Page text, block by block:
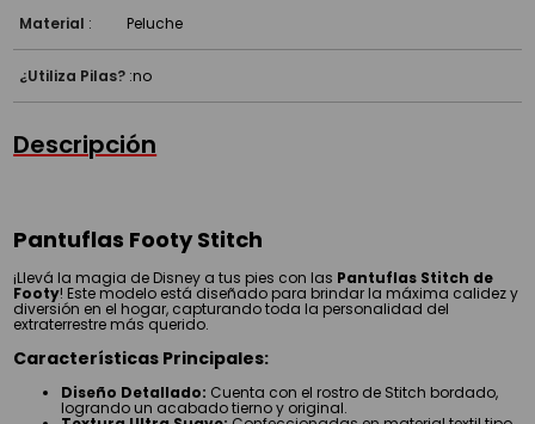
Material : Peluche
¿Utiliza Pilas? :no
Descripción
Pantuflas Footy Stitch
¡Llevá la magia de Disney a tus pies con las Pantuflas Stitch de
Footy! Este modelo está diseñado para brindar la máxima calidez y
diversión en el hogar, capturando toda la personalidad del
extraterrestre más querido.
Características Principales:
Diseño Detallado: Cuenta con el rostro de Stitch bordado,
logrando un acabado tierno y original.